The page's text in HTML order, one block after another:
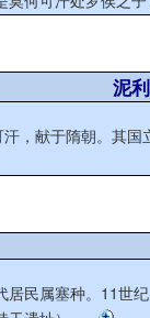
泥
，献于隋朝。其
地处塔里木盆地南沿，东通且末